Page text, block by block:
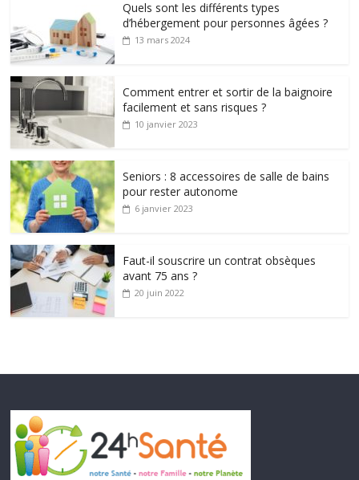
Quels sont les différents types
d’hébergement pour personnes âgées ?
13 mars 2024
Comment entrer et sortir de la baignoire
facilement et sans risques ?
10 janvier 2023
Seniors : 8 accessoires de salle de bains
pour rester autonome
6 janvier 2023
Faut-il souscrire un contrat obsèques
avant 75 ans ?
20 juin 2022